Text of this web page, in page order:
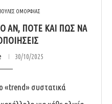
ΟΜΟΡΦΙΑΣ
ΑΝ, ΠΌΤΕ ΚΑΙ ΠΏΣ ΝΑ
30/10/2025
«trend» συστατικά